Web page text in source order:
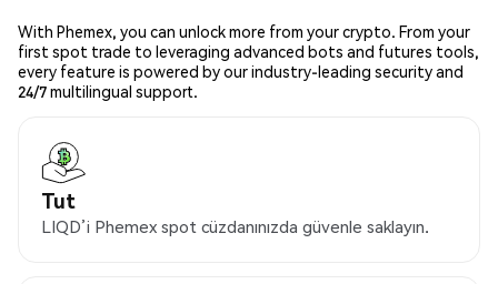
With Phemex, you can unlock more from your crypto. From your
first spot trade to leveraging advanced bots and futures tools,
every feature is powered by our industry-leading security and
24/7 multilingual support.
Tut
LIQD’i Phemex spot cüzdanınızda güvenle saklayın.